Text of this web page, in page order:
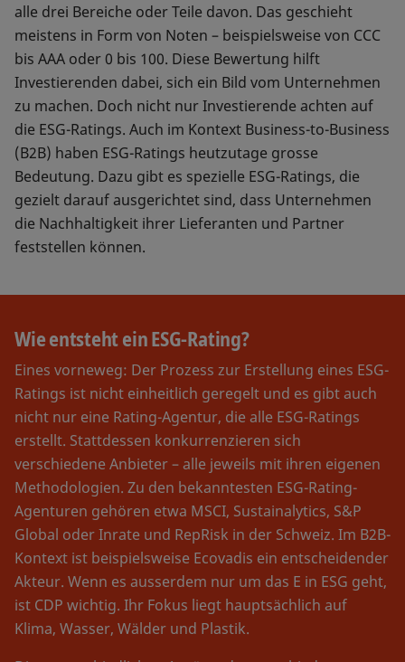
alle drei Bereiche oder Teile davon. Das geschieht
meistens in Form von Noten – beispielsweise von CCC
bis AAA oder 0 bis 100. Diese Bewertung hilft
Investierenden dabei, sich ein Bild vom Unternehmen
zu machen. Doch nicht nur Investierende achten auf
die ESG-Ratings. Auch im Kontext Business-to-Business
(B2B) haben ESG-Ratings heutzutage grosse
Bedeutung. Dazu gibt es spezielle ESG-Ratings, die
gezielt darauf ausgerichtet sind, dass Unternehmen
die Nachhaltigkeit ihrer Lieferanten und Partner
feststellen können.
Wie entsteht ein ESG-Rating?
Eines vorneweg: Der Prozess zur Erstellung eines ESG-
Ratings ist nicht einheitlich geregelt und es gibt auch
nicht nur eine Rating-Agentur, die alle ESG-Ratings
erstellt. Stattdessen konkurrenzieren sich
verschiedene Anbieter – alle jeweils mit ihren eigenen
Methodologien. Zu den bekanntesten ESG-Rating-
Agenturen gehören etwa MSCI, Sustainalytics, S&P
Global oder Inrate und RepRisk in der Schweiz. Im B2B-
Kontext ist beispielsweise Ecovadis ein entscheidender
Akteur. Wenn es ausserdem nur um das E in ESG geht,
ist CDP wichtig. Ihr Fokus liegt hauptsächlich auf
Klima, Wasser, Wälder und Plastik.